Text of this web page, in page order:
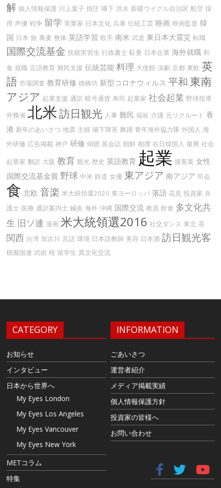
解 個人情報保護 川上葉子 指圧 嚥下 洪水 新疆ウイグル自治区 航空 採
用 声優 戦争 留学 実業家 日本文化 兵庫 伝統工芸 映画 映画監督 韓
国 日本 旅 蕎麦 整体 英語学習 歌手 南米 武道 東日本大震災 転職
国際交流基金 技能実習生 行政書士 駐妻 日本企業 海外就職 和
食 就職 言語教育 難民支援 伝統芸能 料理 大使館 演劇 京都 東欧 英
語 市場調査 教育研修 徳橋功 新型コロナウィルス 平和 東南
アジア 起業支援 通訳 暗号通貨 寿司 起業家 社会起業 野球指導
外務省 北米訪日観光 人事 難民 福祉 介護 元リクルート 香
港 新年のあいさつ 地震 主婦 嚥下障害 舞踊 青年海外協力隊 外国人 海
外研修 広告掲載 神戸 研修 傾聴 英会話 朝鮮 相撲 在日韓国人 復興 社会
起業家 翻訳 大阪 教育 観光 歴史 英語教育 起業 接客業 女性
国際交流基金賞 野球 中米 鉄道 女優 東アジア 南アジア 司会
食 北欧 音楽 米大統領選2020 東ヨーロッパ 落語 花見 投資家 弁
護士 医療 通訳案内士 鍼灸 海外 沖縄 国際交流 教員 飲食 多文化共
生 旧ソ連 漫画 米大統領選2016 社交ダンス 東北 茶
関西 台湾 加古川 言語 環境 日本語教師 美容 日本酒 訪日観光客
模擬国連 武術 桜 留学生 異文化交流
CATEGORY
お知らせ
インタビュー
日本から世界へ
My Eyes London
My Eyes Los Angeles
My Eyes Vancouver
My Eyes New York
METコラム
特集
INFORMATION
ごあいさつ
運営者紹介
メディア掲載実績
個人情報保護方針
投資家の皆様へ
お問い合わせ